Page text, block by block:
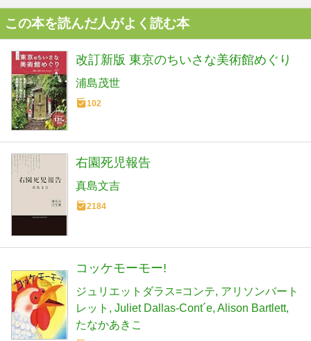
この本を読んだ人がよく読む本
改訂新版 東京のちいさな美術館めぐり
浦島茂世
102
右園死児報告
真島文吉
2184
コッケモーモー!
ジュリエットダラス=コンテ アリソンバート
レット
Juliet Dallas‐Cont´e Alison Bartlett
たなかあきこ